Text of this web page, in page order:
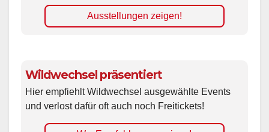
Ausstellungen zeigen!
Wildwechsel präsentiert
Hier empfiehlt Wildwechsel ausgewählte Events
und verlost dafür oft auch noch Freitickets!